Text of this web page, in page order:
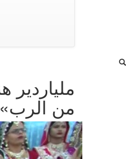
من الرب»